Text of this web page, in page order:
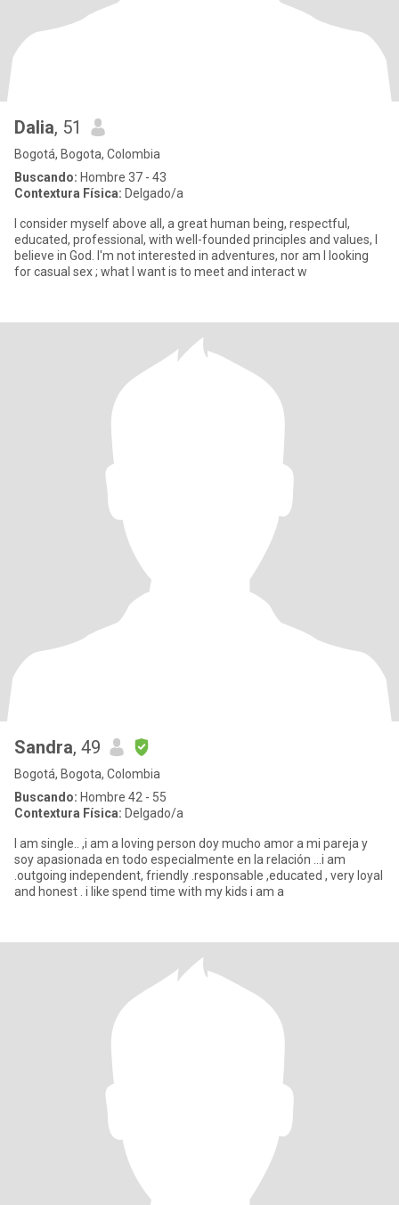
Dalia, 51
Bogotá, Bogota, Colombia
Buscando: Hombre 37 - 43
Contextura Física: Delgado/a
I consider myself above all, a great human being, respectful,
educated, professional, with well-founded principles and values, I
believe in God. I'm not interested in adventures, nor am I looking
for casual sex ; what I want is to meet and interact w
Sandra, 49
Bogotá, Bogota, Colombia
Buscando: Hombre 42 - 55
Contextura Física: Delgado/a
I am single.. ,i am a loving person doy mucho amor a mi pareja y
soy apasionada en todo especialmente en la relación ...i am
.outgoing independent, friendly .responsable ,educated , very loyal
and honest . i like spend time with my kids i am a